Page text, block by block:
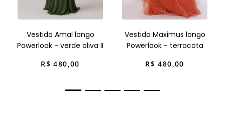
Vestido Amal longo
Powerlook - verde oliva II
R$ 480,00
Vestido Maximus longo
Powerlook - terracota
R$ 480,00